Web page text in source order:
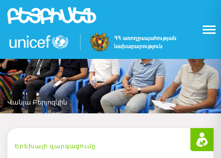
Skip
content
Վանյա Բերյոզկին
Երեխայի զարգացումը